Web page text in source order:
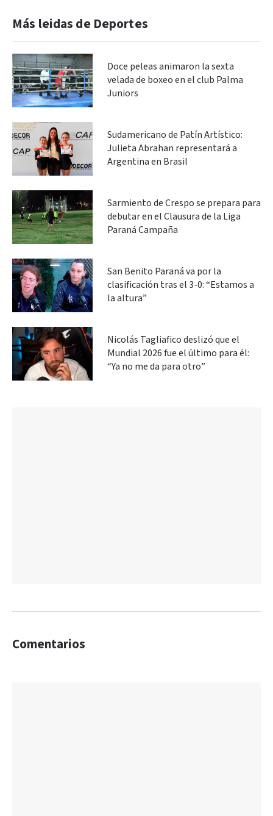
Más leidas de Deportes
Doce peleas animaron la sexta
velada de boxeo en el club Palma
Juniors
Sudamericano de Patín Artístico:
Julieta Abrahan representará a
Argentina en Brasil
Sarmiento de Crespo se prepara para
debutar en el Clausura de la Liga
Paraná Campaña
San Benito Paraná va por la
clasificación tras el 3-0: “Estamos a
la altura”
Nicolás Tagliafico deslizó que el
Mundial 2026 fue el último para él:
“Ya no me da para otro”
Comentarios